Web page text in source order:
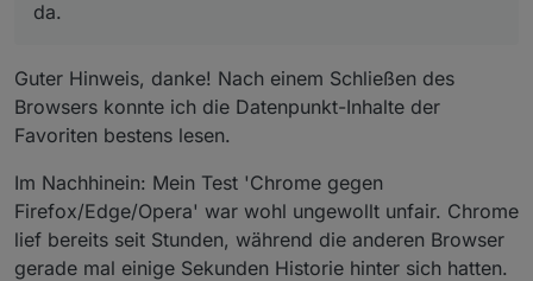
da.
Guter Hinweis, danke! Nach einem Schließen des
Browsers konnte ich die Datenpunkt-Inhalte der
Favoriten bestens lesen.
Im Nachhinein: Mein Test 'Chrome gegen
Firefox/Edge/Opera' war wohl ungewollt unfair. Chrome
lief bereits seit Stunden, während die anderen Browser
gerade mal einige Sekunden Historie hinter sich hatten.